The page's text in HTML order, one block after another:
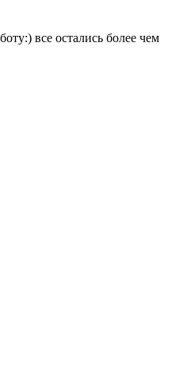
все остались более чем